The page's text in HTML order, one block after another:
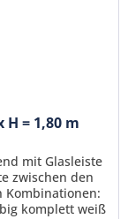
= 1,80 m
mit Glasleiste
zwischen den
Kombinationen:
komplett weiß